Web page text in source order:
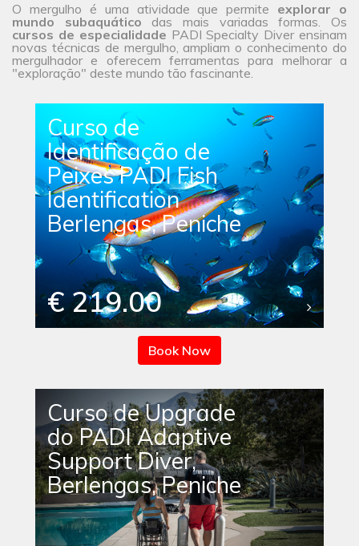
O mergulho é uma atividade que permite explorar o
mundo subaquático das mais variadas formas. Os
cursos de especialidade PADI Specialty Diver ensinam
novas técnicas de mergulho, ampliam o conhecimento do
mergulhador e oferecem ferramentas para melhorar a
"exploração" deste mundo tão fascinante.
Curso de
Identificação de
Peixes PADI Fish
Identification
Berlengas, Peniche
€ 219.00
Book Now
Curso de Upgrade
do PADI Adaptive
Support Diver,
Berlengas, Peniche